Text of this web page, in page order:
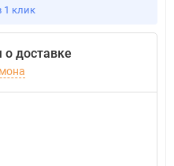
1 клик
доставке